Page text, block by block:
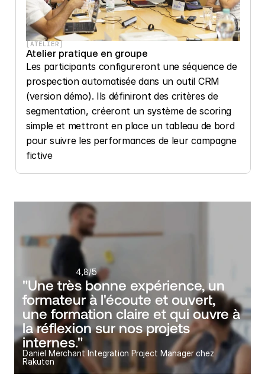
[ATELIER]
Atelier pratique en groupe
Les participants configureront une séquence de
prospection automatisée dans un outil CRM
(version démo). Ils définiront des critères de
segmentation, créeront un système de scoring
simple et mettront en place un tableau de bord
pour suivre les performances de leur campagne
fictive
4,8/5
"Une très bonne expérience, un
formateur à l'écoute et ouvert,
une formation claire et qui ouvre à
la réflexion sur nos projets
internes."
Daniel Merchant Integration Project Manager chez
Rakuten